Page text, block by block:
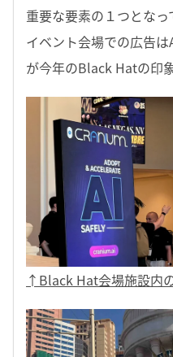
重要な要素の１つとな
イベント会場での広告
が今年のBlack Hatの印象
↑Black Hat会場施設内